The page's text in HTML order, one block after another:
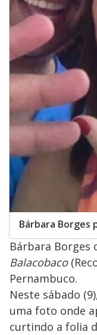
Bárbara Borges
Bárbara Borges
Balacobaco
Pernambuco.
Neste sábado
uma foto onde
curtindo a folia